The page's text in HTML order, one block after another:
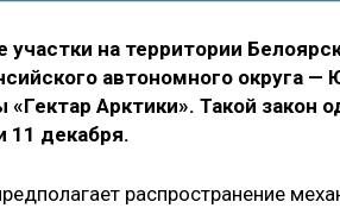
на территории
автономного округа
Арктики». Такой закон
11 декабря.
распространение